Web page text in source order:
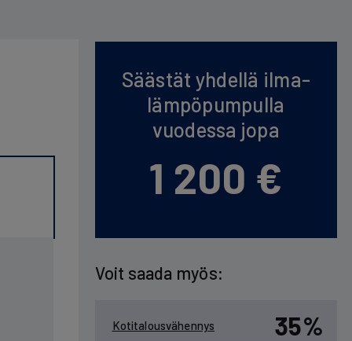
Säästät yhdellä ilma­
lämpö­pumpulla
vuodessa jopa
1 200 €
Voit saada myös:
Kotitalousvähennys 35%